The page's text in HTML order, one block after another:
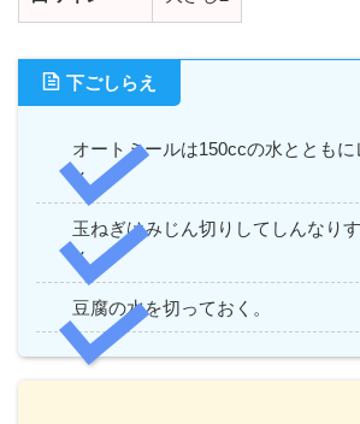
下ごしらえ
オートミールは150ccの水ととも
く。
玉ねぎはみじん切りしてしんなり
く。
豆腐の水を切っておく。